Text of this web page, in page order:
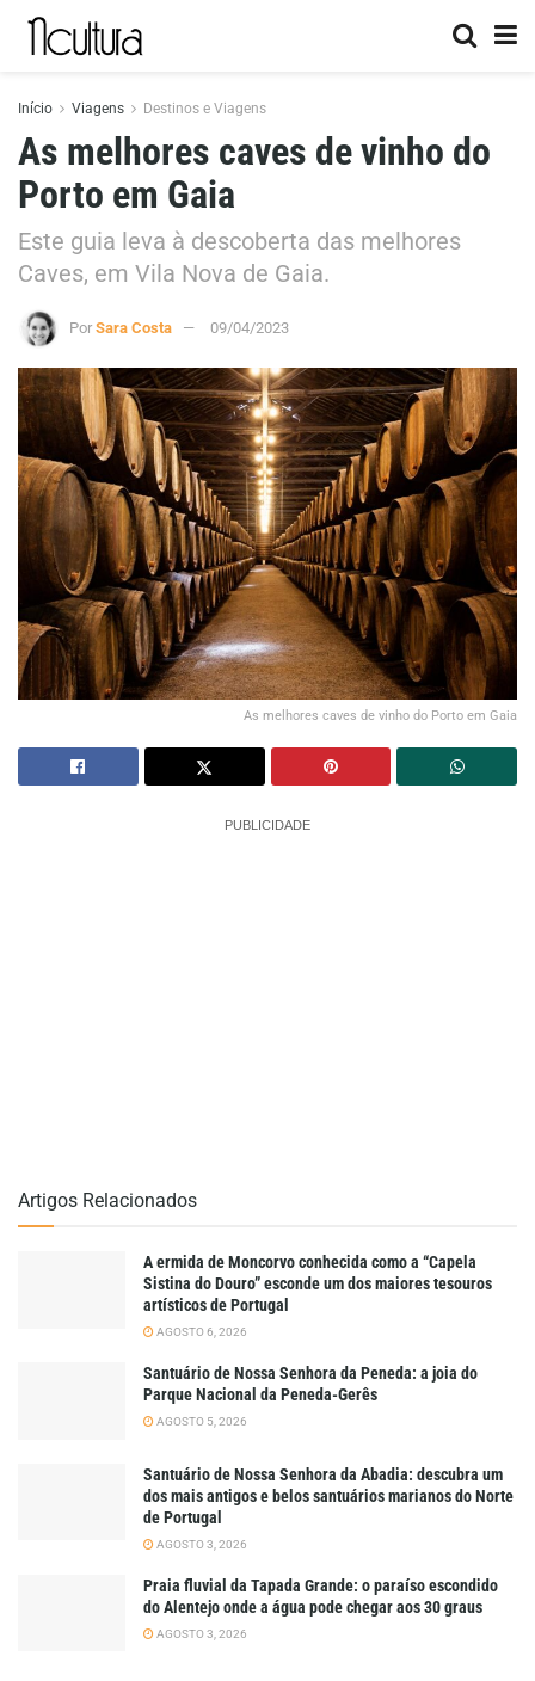
Início Viagens Destinos e Viagens
As melhores caves de vinho do
Porto em Gaia
Este guia leva à descoberta das melhores
Caves, em Vila Nova de Gaia.
Por Sara Costa 09/04/2023
As melhores caves de vinho do Porto em Gaia
PUBLICIDADE
Artigos Relacionados
A ermida de Moncorvo conhecida como a “Capela
Sistina do Douro” esconde um dos maiores tesouros
artísticos de Portugal
AGOSTO 6, 2026
Santuário de Nossa Senhora da Peneda: a joia do
Parque Nacional da Peneda-Gerês
AGOSTO 5, 2026
Santuário de Nossa Senhora da Abadia: descubra um
dos mais antigos e belos santuários marianos do Norte
de Portugal
AGOSTO 3, 2026
Praia fluvial da Tapada Grande: o paraíso escondido
do Alentejo onde a água pode chegar aos 30 graus
AGOSTO 3, 2026